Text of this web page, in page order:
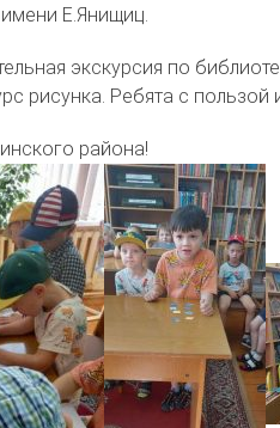
Е.Янищиц.
экскурсия по
рисунка. Ребята с
района!